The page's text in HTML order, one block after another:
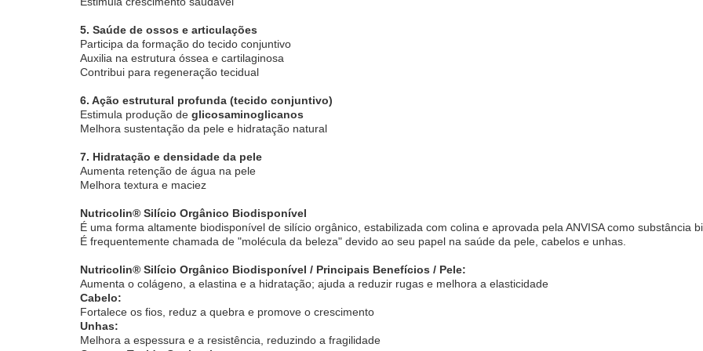
5. Saúde de ossos e articulações
Participa da formação do tecido conjuntivo
Auxilia na estrutura óssea e cartilaginosa
Contribui para regeneração tecidual
6. Ação estrutural profunda (tecido conjuntivo)
Estimula produção de glicosaminoglicanos
Melhora sustentação da pele e hidratação natural
7. Hidratação e densidade da pele
Aumenta retenção de água na pele
Melhora textura e maciez
Nutricolin® Silício Orgânico Biodisponível
É uma forma altamente biodisponível de silício orgânico, estabilizada com colina e aprovada pela ANVISA como substância
É frequentemente chamada de "molécula da beleza" devido ao seu papel na saúde da pele, cabelos e unhas.
Nutricolin® Silício Orgânico Biodisponível / Principais Benefícios / Pele:
Aumenta o colágeno, a elastina e a hidratação; ajuda a reduzir rugas e melhora a elasticidade
Cabelo:
Fortalece os fios, reduz a quebra e promove o crescimento
Unhas:
Melhora a espessura e a resistência, reduzindo a fragilidade